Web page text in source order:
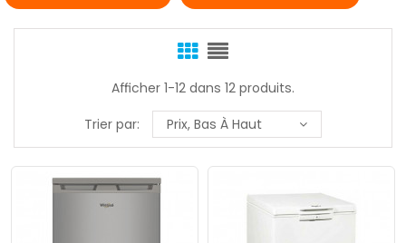
Afficher 1-12 dans 12 produits.
Trier par:
Prix, Bas À Haut